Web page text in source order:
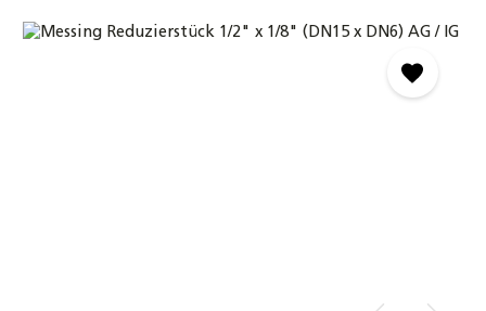
Bildergalerie überspringen